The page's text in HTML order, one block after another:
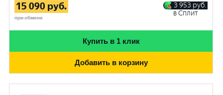
15 090 руб.
при обмене
3 953 руб.
в Сплит
Купить в 1 клик
Добавить в корзину